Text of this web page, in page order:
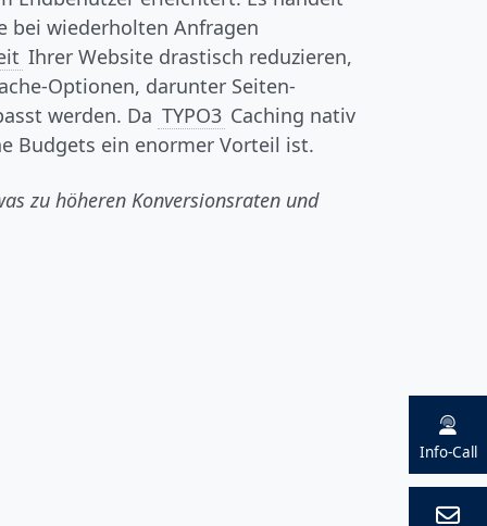
bei wiederholten Anfragen
Ihrer Website drastisch reduzieren,
Optionen, darunter Seiten-
werden. Da TYPO3 Caching nativ
Budgets ein enormer Vorteil ist.
zu höheren Konversionsraten und
Info-Call